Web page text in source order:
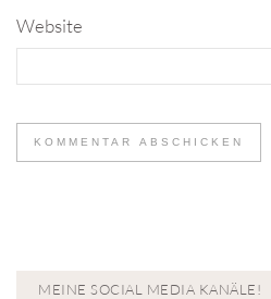
Website
MEINE SOCIAL MEDIA KANÄLE!